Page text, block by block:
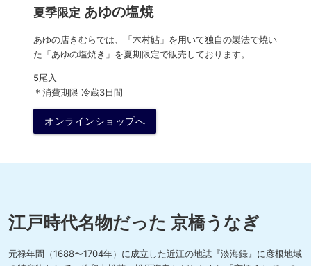
夏季限定 あゆの塩焼
あゆの店きむらでは、「木村鮎」を用いて独自の製法で焼い
た「あゆの塩焼き」を夏期限定で販売しております。
5尾入
＊消費期限 冷蔵3日間
オンラインショップへ
江戸時代名物だった 京橋うなぎ
元禄年間（1688〜1704年）に成立した近江の地誌『淡海録』に彦根地域